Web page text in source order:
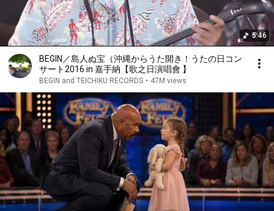
5:46
BEGIN／島人ぬ宝（沖縄からうた開き！うたの日コン
サート2016 in 嘉手納【歌之日演唱會 】
BEGIN and TEICHIKU RECORDS • 47M views